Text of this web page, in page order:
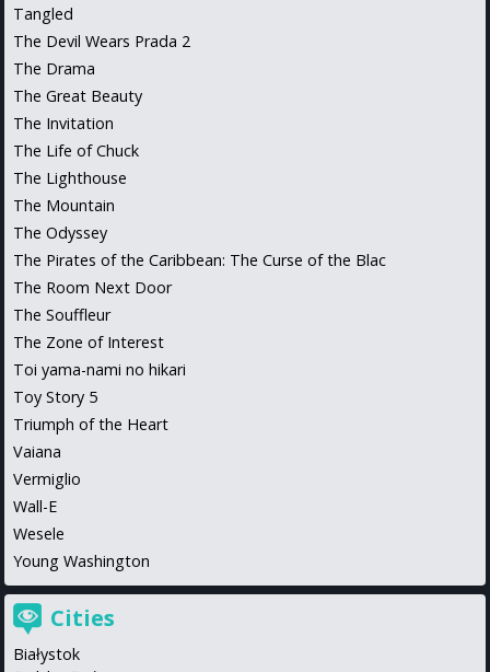
Tangled
The Devil Wears Prada 2
The Drama
The Great Beauty
The Invitation
The Life of Chuck
The Lighthouse
The Mountain
The Odyssey
The Pirates of the Caribbean: The Curse of the Blac
The Room Next Door
The Souffleur
The Zone of Interest
Toi yama-nami no hikari
Toy Story 5
Triumph of the Heart
Vaiana
Vermiglio
Wall-E
Wesele
Young Washington
Cities
Białystok